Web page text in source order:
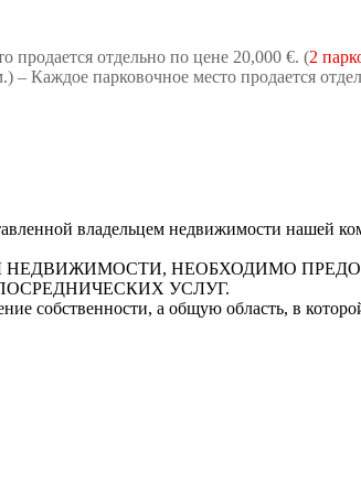
продается отдельно по цене 20,000 €. (2
Каждое парковочное место продается
владельцем недвижимости нашей
НЕДВИЖИМОСТИ, НЕОБХОДИМО
УСЛУГ.
собственности, а общую область, в